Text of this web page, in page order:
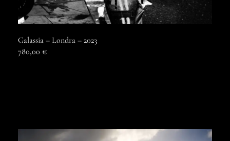
Galassia – Londra – 2023
780,00 €